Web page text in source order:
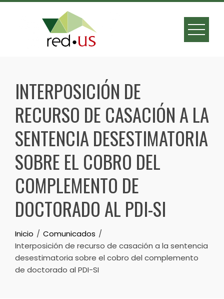
Skip
INTERPOSICIÓN DE
RECURSO DE CASACIÓN A LA
SENTENCIA DESESTIMATORIA
SOBRE EL COBRO DEL
COMPLEMENTO DE
DOCTORADO AL PDI-SI
Inicio
Comunicados
Interposición de recurso de casación a la sentencia
desestimatoria sobre el cobro del complemento
de doctorado al PDI-SI